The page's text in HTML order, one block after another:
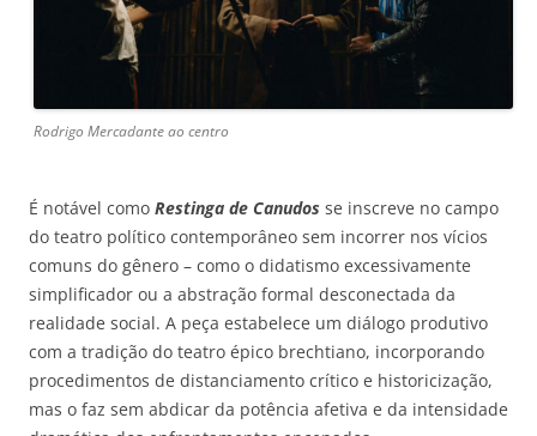
Rodrigo Mercadante ao centro
É notável como Restinga de Canudos se inscreve no campo
do teatro político contemporâneo sem incorrer nos vícios
comuns do gênero – como o didatismo excessivamente
simplificador ou a abstração formal desconectada da
realidade social. A peça estabelece um diálogo produtivo
com a tradição do teatro épico brechtiano, incorporando
procedimentos de distanciamento crítico e historicização,
mas o faz sem abdicar da potência afetiva e da intensidade